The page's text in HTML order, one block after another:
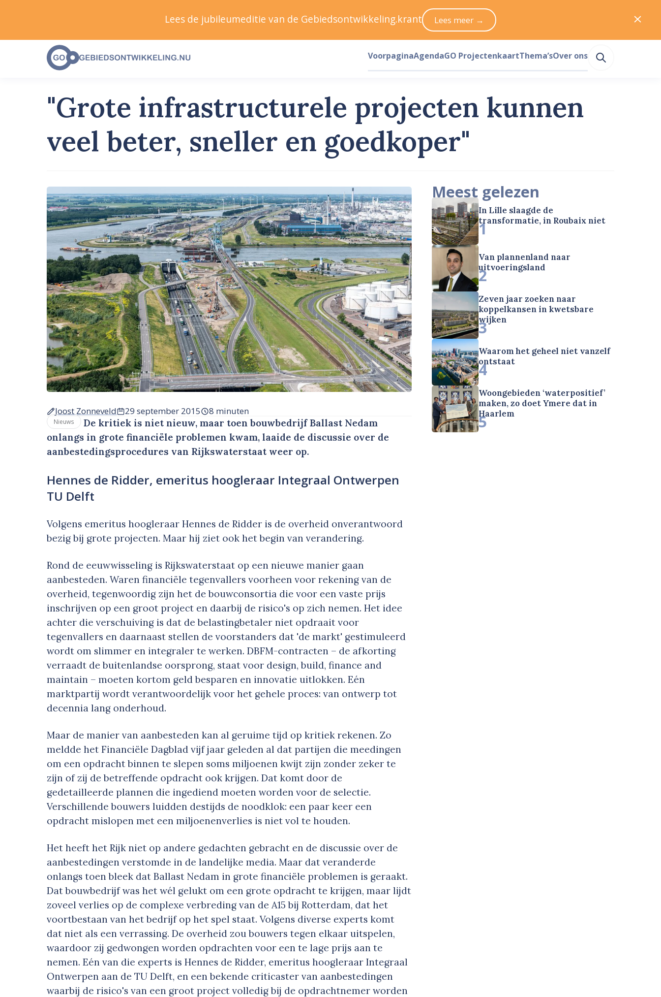
"Grote infrastructurele projecten kunnen
veel beter, sneller en goedkoper"
Joost Zonneveld 29 september 2015 8 minuten
Nieuws
De kritiek is niet nieuw, maar toen bouwbedrijf Ballast Nedam
onlangs in grote financiële problemen kwam, laaide de discussie over de
aanbestedingsprocedures van Rijkswaterstaat weer op.
Hennes de Ridder, emeritus hoogleraar Integraal Ontwerpen
TU Delft
Volgens emeritus hoogleraar Hennes de Ridder is de overheid onverantwoord
bezig bij grote projecten. Maar hij ziet ook het begin van verandering.
Rond de eeuwwisseling is Rijkswaterstaat op een nieuwe manier gaan
aanbesteden. Waren financiële tegenvallers voorheen voor rekening van de
overheid, tegenwoordig zijn het de bouwconsortia die voor een vaste prijs
inschrijven op een groot project en daarbij de risico's op zich nemen. Het idee
achter die verschuiving is dat de belastingbetaler niet opdraait voor
tegenvallers en daarnaast stellen de voorstanders dat 'de markt' gestimuleerd
wordt om slimmer en integraler te werken. DBFM-contracten – de afkorting
verraadt de buitenlandse oorsprong, staat voor design, build, finance and
maintain – moeten kortom geld besparen en innovatie uitlokken. Eén
marktpartij wordt verantwoordelijk voor het gehele proces: van ontwerp tot
decennia lang onderhoud.
Maar de manier van aanbesteden kan al geruime tijd op kritiek rekenen. Zo
meldde het Financiële Dagblad vijf jaar geleden al dat partijen die meedingen
om een opdracht binnen te slepen soms miljoenen kwijt zijn zonder zeker te
zijn of zij de betreffende opdracht ook krijgen. Dat komt door de
gedetailleerde plannen die ingediend moeten worden voor de selectie.
Verschillende bouwers luidden destijds de noodklok: een paar keer een
opdracht mislopen met een miljoenenverlies is niet vol te houden.
Het heeft het Rijk niet op andere gedachten gebracht en de discussie over de
aanbestedingen verstomde in de landelijke media. Maar dat veranderde
onlangs toen bleek dat Ballast Nedam in grote financiële problemen is geraakt.
Dat bouwbedrijf was het wél gelukt om een grote opdracht te krijgen, maar lijdt
zoveel verlies op de complexe verbreding van de A15 bij Rotterdam, dat het
voortbestaan van het bedrijf op het spel staat. Volgens diverse experts komt
dat niet als een verrassing. De overheid zou bouwers tegen elkaar uitspelen,
waardoor zij gedwongen worden opdrachten voor een te lage prijs aan te
nemen. Eén van die experts is Hennes de Ridder, emeritus hoogleraar Integraal
Ontwerpen aan de TU Delft, en een bekende criticaster van aanbestedingen
waarbij de risico's van een groot project volledig bij de opdrachtnemer worden
Meest gelezen
In Lille slaagde de
transformatie, in Roubaix niet
1
Van plannenland naar
uitvoeringsland
2
Zeven jaar zoeken naar
koppelkansen in kwetsbare
wijken
3
Waarom het geheel niet vanzelf
ontstaat
4
Woongebieden ‘waterpositief’
maken, zo doet Ymere dat in
Haarlem
5
Lees de jubileumeditie van de Gebiedsontwikkeling.krant Lees meer →
VoorpaginaAgendaGO ProjectenkaartThema’sOver ons